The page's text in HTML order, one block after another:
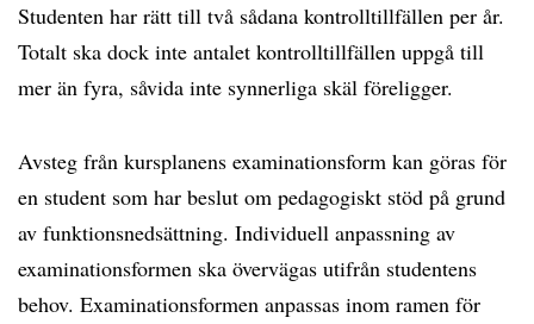
Studenten har rätt till två sådana kontrolltillfällen per år.
Totalt ska dock inte antalet kontrolltillfällen uppgå till
mer än fyra, såvida inte synnerliga skäl föreligger.
Avsteg från kursplanens examinationsform kan göras för
en student som har beslut om pedagogiskt stöd på grund
av funktionsnedsättning. Individuell anpassning av
examinationsformen ska övervägas utifrån studentens
behov. Examinationsformen anpassas inom ramen för